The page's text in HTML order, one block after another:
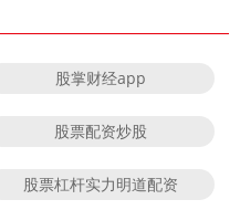
股掌财经app
股票配资炒股
股票杠杆实力明道配资